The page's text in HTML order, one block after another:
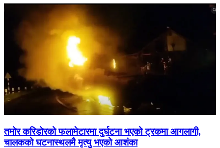
तमोर करिडोरको फलामेटारमा दुर्घटना भएको ट्रकमा आगलागी,
चालकको घटनास्थलमै मृत्यु भएको आशंका